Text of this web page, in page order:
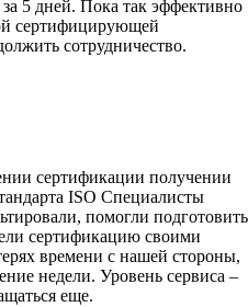
за 5 дней. Пока так эффективно
сертифицирующей
сотрудничество.
сертификации получении
ISO Специалисты
помогли подготовить
сертификацию своими
времени с нашей стороны,
недели. Уровень сервиса –
еще.